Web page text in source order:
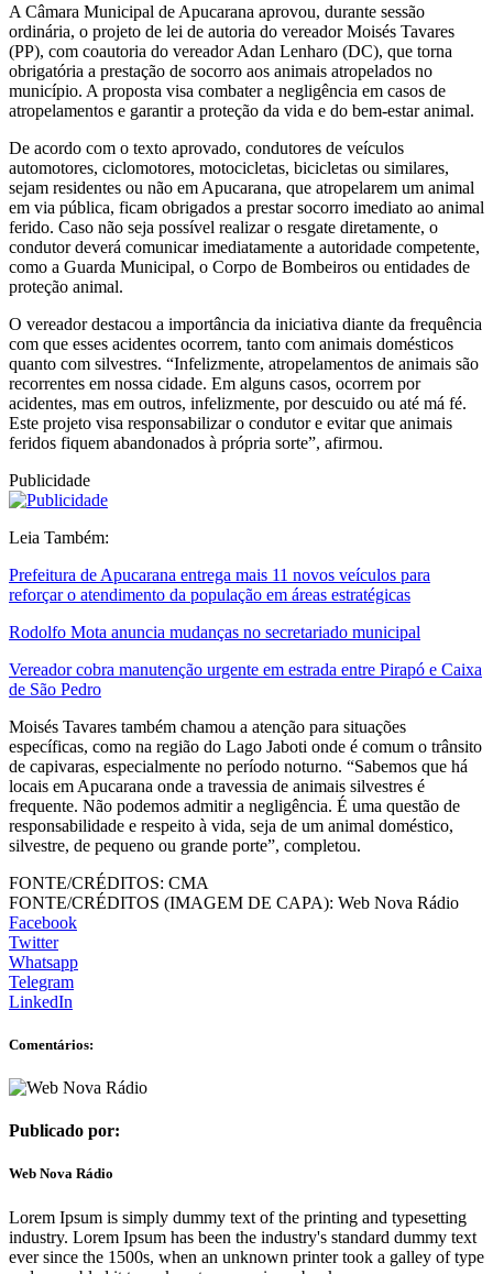
A Câmara Municipal de Apucarana aprovou, durante sessão
ordinária, o projeto de lei de autoria do vereador Moisés Tavares
(PP), com coautoria do vereador Adan Lenharo (DC), que torna
obrigatória a prestação de socorro aos animais atropelados no
município. A proposta visa combater a negligência em casos de
atropelamentos e garantir a proteção da vida e do bem-estar animal.
De acordo com o texto aprovado, condutores de veículos
automotores, ciclomotores, motocicletas, bicicletas ou similares,
sejam residentes ou não em Apucarana, que atropelarem um animal
em via pública, ficam obrigados a prestar socorro imediato ao animal
ferido. Caso não seja possível realizar o resgate diretamente, o
condutor deverá comunicar imediatamente a autoridade competente,
como a Guarda Municipal, o Corpo de Bombeiros ou entidades de
proteção animal.
O vereador destacou a importância da iniciativa diante da frequência
com que esses acidentes ocorrem, tanto com animais domésticos
quanto com silvestres. “Infelizmente, atropelamentos de animais são
recorrentes em nossa cidade. Em alguns casos, ocorrem por
acidentes, mas em outros, infelizmente, por descuido ou até má fé.
Este projeto visa responsabilizar o condutor e evitar que animais
feridos fiquem abandonados à própria sorte”, afirmou.
Publicidade
Leia Também:
Prefeitura de Apucarana entrega mais 11 novos veículos para
reforçar o atendimento da população em áreas estratégicas
Rodolfo Mota anuncia mudanças no secretariado municipal
Vereador cobra manutenção urgente em estrada entre Pirapó e Caixa
de São Pedro
Moisés Tavares também chamou a atenção para situações
específicas, como na região do Lago Jaboti onde é comum o trânsito
de capivaras, especialmente no período noturno. “Sabemos que há
locais em Apucarana onde a travessia de animais silvestres é
frequente. Não podemos admitir a negligência. É uma questão de
responsabilidade e respeito à vida, seja de um animal doméstico,
silvestre, de pequeno ou grande porte”, completou.
FONTE/CRÉDITOS: CMA
FONTE/CRÉDITOS (IMAGEM DE CAPA): Web Nova Rádio
Facebook
Twitter
Whatsapp
Telegram
LinkedIn
Comentários:
Publicado por:
Web Nova Rádio
Lorem Ipsum is simply dummy text of the printing and typesetting
industry. Lorem Ipsum has been the industry's standard dummy text
ever since the 1500s, when an unknown printer took a galley of type